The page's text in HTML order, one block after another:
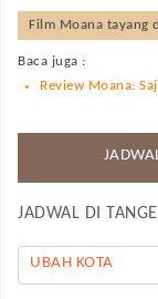
Film Moana tayang
Baca juga :
Review Moana:
JADWAL DI
UBAH KOTA